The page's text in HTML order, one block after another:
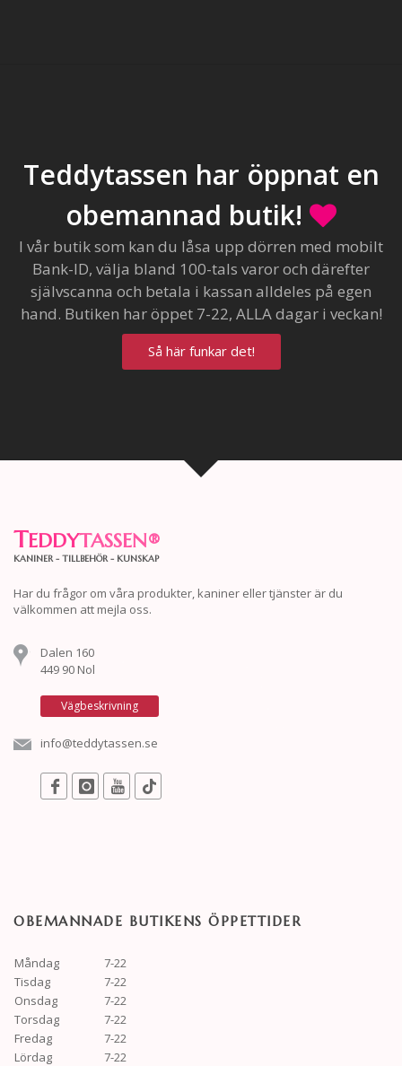
Teddytassen har öppnat en
obemannad butik!
I vår butik som kan du låsa upp dörren med mobilt
Bank-ID, välja bland 100-tals varor och därefter
självscanna och betala i kassan alldeles på egen
hand. Butiken har öppet 7-22, ALLA dagar i veckan!
Så här funkar det!
TEDDYTASSEN®
KANINER - TILLBEHÖR - KUNSKAP
Har du frågor om våra produkter, kaniner eller tjänster är du
välkommen att mejla oss.
Dalen 160
449 90 Nol
Vägbeskrivning
info@teddytassen.se
OBEMANNADE BUTIKENS ÖPPETTIDER
Måndag
7-22
Tisdag
7-22
Onsdag
7-22
Torsdag
7-22
Fredag
7-22
Lördag
7-22